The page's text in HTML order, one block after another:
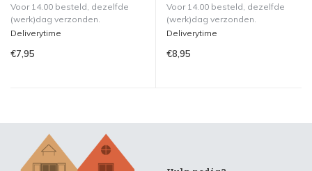
Voor 14.00 besteld, dezelfde
(werk)dag verzonden.
Deliverytime
€7,95
Voor 14.00 besteld, dezelfde
(werk)dag verzonden.
Deliverytime
€8,95